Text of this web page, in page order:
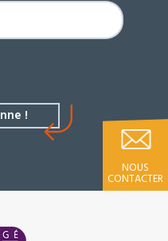
NOUS
CONTACTER